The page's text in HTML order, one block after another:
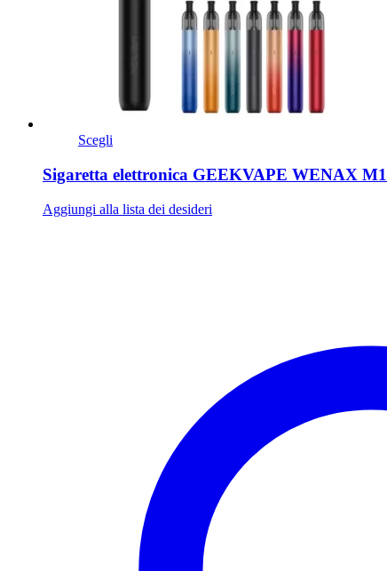
Scegli
Sigaretta elettronica GEEKVAPE WENAX
Aggiungi alla lista dei desideri